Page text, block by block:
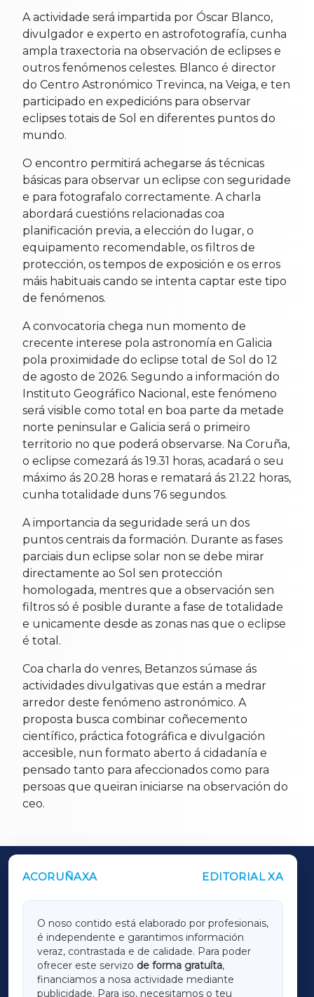
A actividade será impartida por Óscar Blanco,
divulgador e experto en astrofotografía, cunha
ampla traxectoria na observación de eclipses e
outros fenómenos celestes. Blanco é director
do Centro Astronómico Trevinca, na Veiga, e ten
participado en expedicións para observar
eclipses totais de Sol en diferentes puntos do
mundo.
O encontro permitirá achegarse ás técnicas
básicas para observar un eclipse con seguridade
e para fotografalo correctamente. A charla
abordará cuestións relacionadas coa
planificación previa, a elección do lugar, o
equipamento recomendable, os filtros de
protección, os tempos de exposición e os erros
máis habituais cando se intenta captar este tipo
de fenómenos.
A convocatoria chega nun momento de
crecente interese pola astronomía en Galicia
pola proximidade do eclipse total de Sol do 12
de agosto de 2026. Segundo a información do
Instituto Geográfico Nacional, este fenómeno
será visible como total en boa parte da metade
norte peninsular e Galicia será o primeiro
territorio no que poderá observarse. Na Coruña,
o eclipse comezará ás 19.31 horas, acadará o seu
máximo ás 20.28 horas e rematará ás 21.22 horas,
cunha totalidade duns 76 segundos.
A importancia da seguridade será un dos
puntos centrais da formación. Durante as fases
parciais dun eclipse solar non se debe mirar
directamente ao Sol sen protección
homologada, mentres que a observación sen
filtros só é posible durante a fase de totalidade
e unicamente desde as zonas nas que o eclipse
é total.
Coa charla do venres, Betanzos súmase ás
actividades divulgativas que están a medrar
arredor deste fenómeno astronómico. A
proposta busca combinar coñecemento
científico, práctica fotográfica e divulgación
accesible, nun formato aberto á cidadanía e
pensado tanto para afeccionados como para
persoas que queiran iniciarse na observación do
ceo.
ACORUÑAXA EDITORIAL XA
O noso contido está elaborado por profesionais,
é independente e garantimos información
veraz, contrastada e de calidade. Para poder
ofrecer este servizo de forma gratuíta,
financiamos a nosa actividade mediante
publicidade. Para iso, necesitamos o teu
OUTROS PERIÓDICOS
LUGOXA
TERRACHAXA